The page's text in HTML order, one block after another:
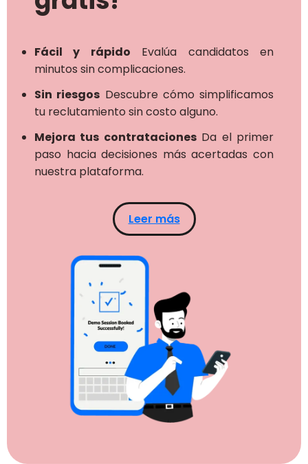
Fácil y rápido Evalúa candidatos en
minutos sin complicaciones.
Sin riesgos Descubre cómo simplificamos
tu reclutamiento sin costo alguno.
Mejora tus contratacionesDa el primer
paso hacia decisiones más acertadas con
nuestra plataforma.
Leer más